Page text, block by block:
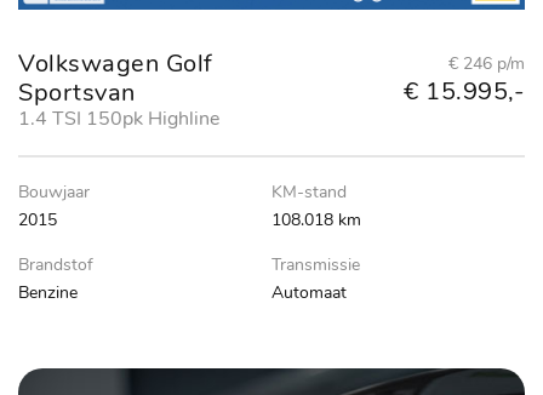
Volkswagen Golf
Sportsvan
1.4 TSI 150pk Highline
€ 246 p/m
€ 15.995,-
Bouwjaar
2015
KM-stand
108.018 km
Brandstof
Benzine
Transmissie
Automaat